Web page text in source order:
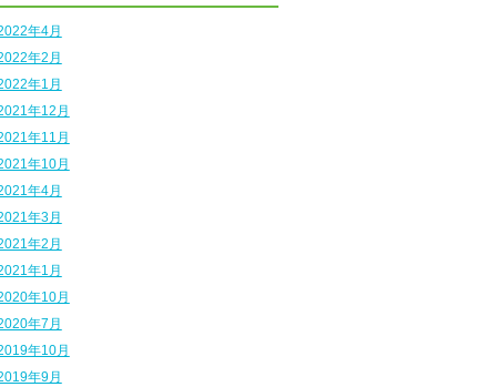
年4月
年2月
年1月
年12月
年11月
年10月
年4月
年3月
年2月
年1月
年10月
年7月
年10月
年9月